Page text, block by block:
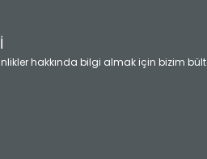
hakkında bilgi almak için bizim